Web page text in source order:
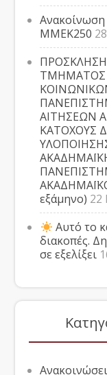
Ανακοίνωση
ΜΜΕΚ250
ΤΜΗΜΑΤΟΣ
ΑΙΤΗΣΕΩΝ
ΚΑΤΟΧΟΥΣ
εξάμηνο) 22
Αυτό το
διακοπές.
σε εξελίξει